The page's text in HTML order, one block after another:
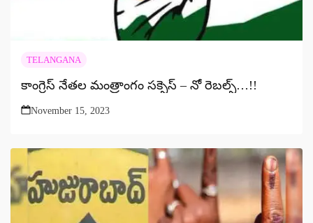
TELANGANA
కాంగ్రెస్ నేతల మంత్రాంగం సక్సెస్ – నో రెబల్స్…!!
November 15, 2023